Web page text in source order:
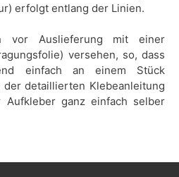
erfolgt entlang der Linien.
vor Auslieferung mit einer
versehen, so, dass
einfach an einem Stück
der detaillierten Klebeanleitung
Aufkleber ganz einfach selber